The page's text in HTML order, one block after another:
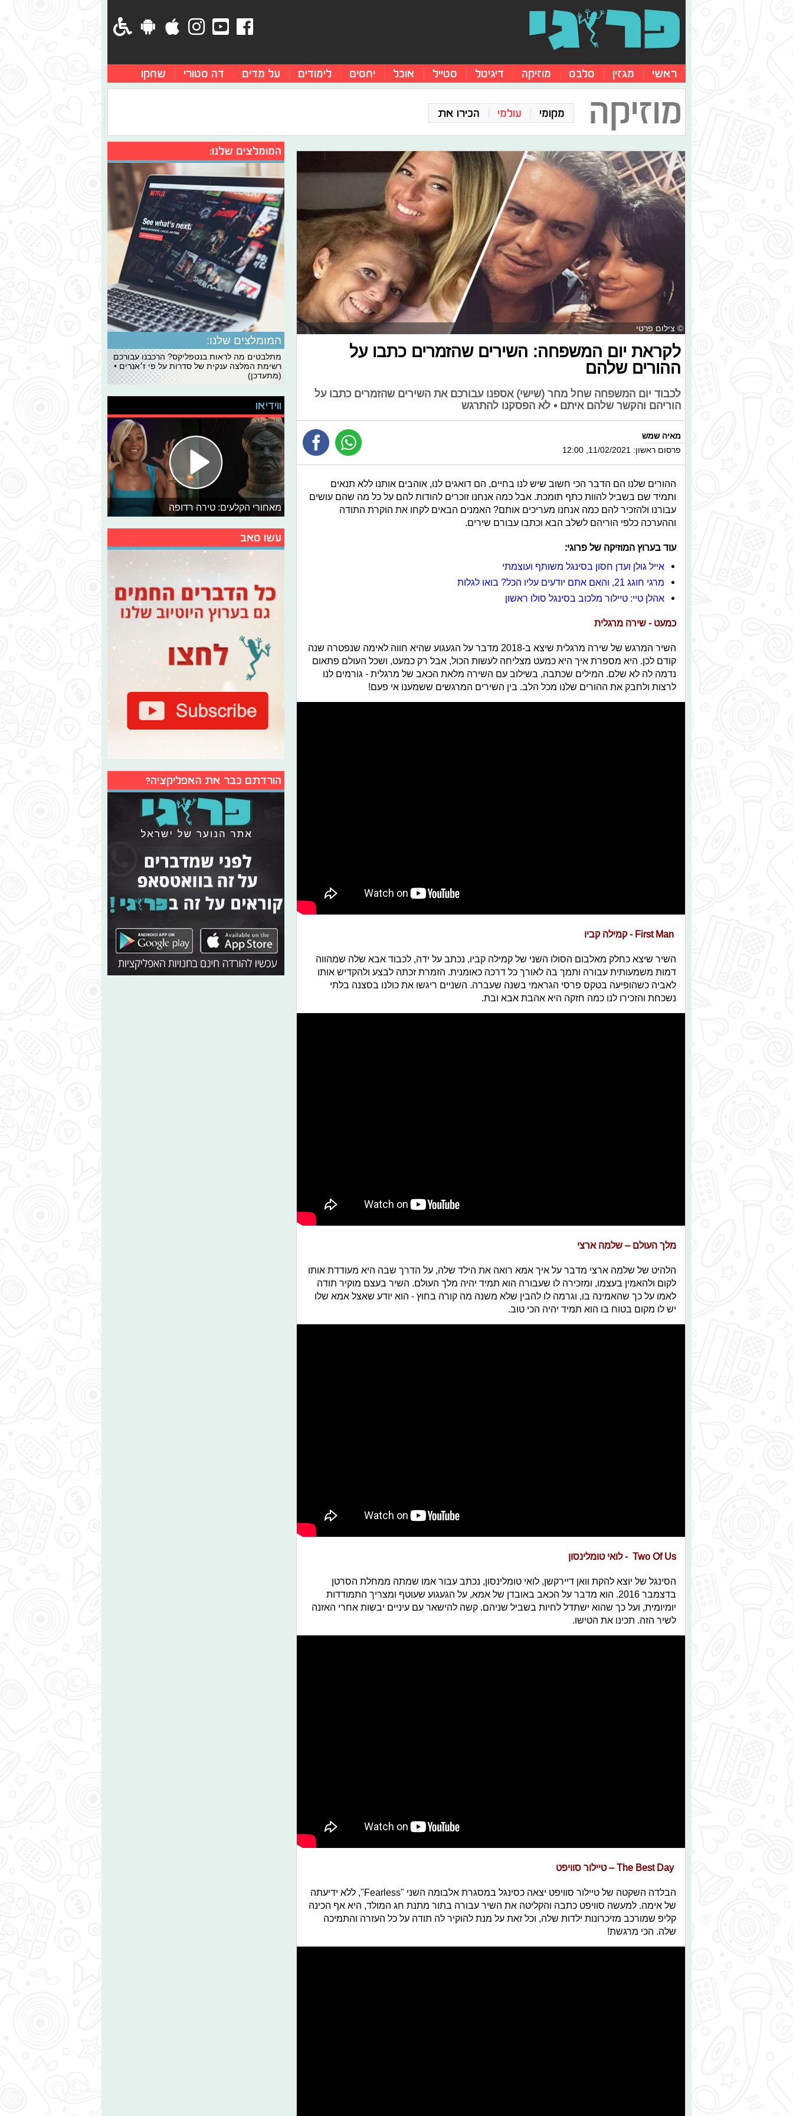
ראשי מגזין סלבס מוזיקה דיגיטל סטייל אוכל יחסים לימודים על מדים דה סטורי שחקו
מוזיקה מקומי עולמי הכירו את
© צילום פרטי
לקראת יום המשפחה: השירים שהזמרים כתבו על
ההורים שלהם
לכבוד יום המשפחה שחל מחר (שישי) אספנו עבורכם את השירים שהזמרים כתבו על
הוריהם והקשר שלהם איתם • לא הפסקנו להתרגש
מאיה שמש
פרסום ראשון: 11/02/2021, 12:00
ההורים שלנו הם הדבר הכי חשוב שיש לנו בחיים, הם דואגים לנו, אוהבים אותנו ללא תנאים
ותמיד שם בשביל להוות כתף תומכת. אבל כמה אנחנו זוכרים להודות להם על כל מה שהם עושים
עבורנו ולהזכיר להם כמה אנחנו מעריכים אותם? האמנים הבאים לקחו את הוקרת התודה
וההערכה כלפי הוריהם לשלב הבא וכתבו עבורם שירים.
עוד בערוץ המוזיקה של פרוגי:
אייל גולן ועדן חסון בסינגל משותף ועוצמתי
מרגי חוגג 21, והאם אתם יודעים עליו הכל? בואו לגלות
אהלן טיי: טיילור מלכוב בסינגל סולו ראשון
כמעט - שירה מרגלית
השיר המרגש של שירה מרגלית שיצא ב-2018 מדבר על הגעגוע שהיא חווה לאימה שנפטרה שנה
קודם לכן. היא מספרת איך היא כמעט מצליחה לעשות הכול, אבל רק כמעט, ושכל העולם פתאום
נדמה לה לא שלם. המילים שכתבה, בשילוב עם השירה מלאת הכאב של מרגלית - גורמים לנו
לרצות ולחבק את ההורים שלנו מכל הלב. בין השירים המרגשים ששמענו אי פעם!
השיר שיצא כחלק מאלבום הסולו השני של קמילה קביו, נכתב על ידה, לכבוד אבא שלה שמהווה
דמות משמעותית עבורה ותמך בה לאורך כל דרכה כאומנית. הזמרת זכתה לבצע ולהקדיש אותו
לאביה כשהופיעה בטקס פרסי הגראמי בשנה שעברה. השניים ריגשו את כולנו בסצנה בלתי
נשכחת והזכירו לנו כמה חזקה היא אהבת אבא ובת.
מלך העולם – שלמה ארצי
הלהיט של שלמה ארצי מדבר על איך אמא רואה את הילד שלה, על הדרך שבה היא מעודדת אותו
לקום ולהאמין בעצמו, ומזכירה לו שעבורה הוא תמיד יהיה מלך העולם. השיר בעצם מוקיר תודה
לאמו על כך שהאמינה בו, וגרמה לו להבין שלא משנה מה קורה בחוץ - הוא יודע שאצל אמא שלו
יש לו מקום בטוח בו הוא תמיד יהיה הכי טוב.
Two Of Us - לואי טומלינסון
הסינגל של יוצא להקת וואן דיירקשן, לואי טומלינסון, נכתב עבור אמו שמתה ממחלת הסרטן
בדצמבר 2016. הוא מדבר על הכאב באובדן של אמא, על הגעגוע שעוטף ומצריך התמודדות
יומיומית, ועל כך שהוא ישתדל לחיות בשביל שניהם. קשה להישאר עם עיניים יבשות אחרי האזנה
לשיר הזה. תכינו את הטישו.
The Best Day – טיילור סוויפט
הבלדה השקטה של טיילור סוויפט יצאה כסינגל במסגרת אלבומה השני "Fearless", ללא ידיעתה
של אימה. למעשה סוויפט כתבה והקליטה את השיר עבורה בתור מתנת חג המולד, היא אף הכינה
קליפ שמורכב מזיכרונות ילדות שלה, וכל זאת על מנת להוקיר לה תודה על כל העזרה והתמיכה
שלה. הכי מרגשת!
המומלצים שלנו:
המומלצים שלנו:
מתלבטים מה לראות בנטפליקס? הרכבנו עבורכם
רשימת המלצה ענקית של סדרות על פי ז׳אנרים •
(מתעדכן)
ווידיאו
מאחורי הקלעים: טירה רדופה
עשו סאב
הורדתם כבר את האפליקציה?